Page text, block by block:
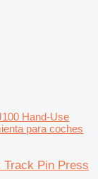
Hand-Use
para coches
Track Pin Press